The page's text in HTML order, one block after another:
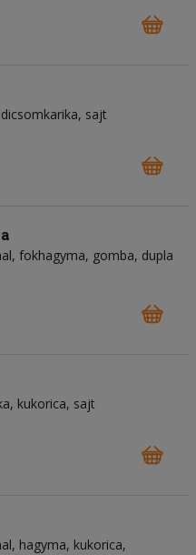
sajt
fokhagyma gomba dupla
kukorica sajt
hagyma kukorica